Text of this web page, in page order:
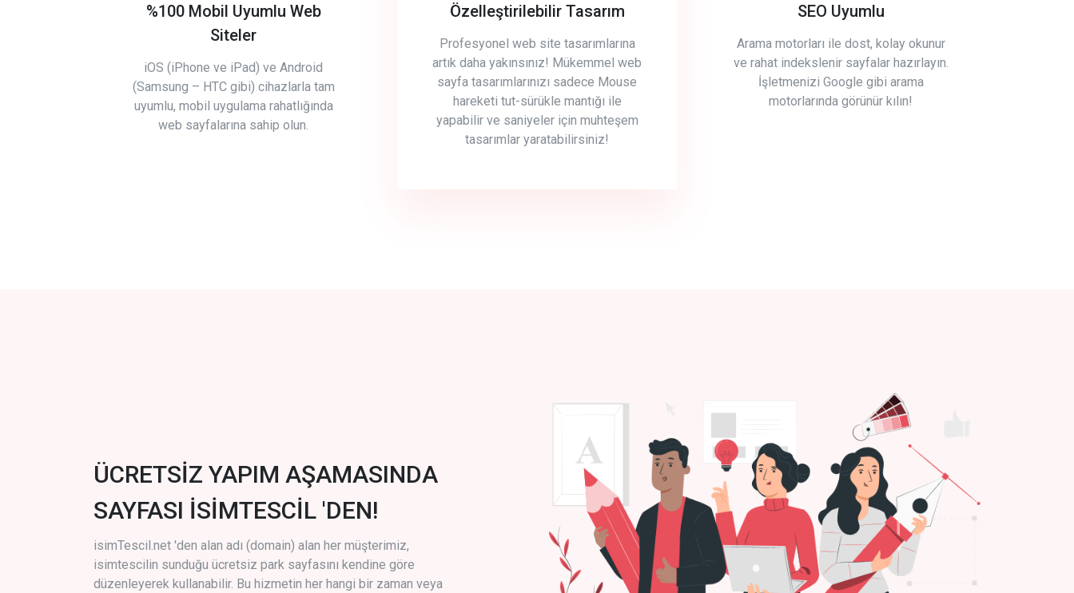
%100 Mobil Uyumlu Web
Siteler
iOS (iPhone ve iPad) ve Android
(Samsung – HTC gibi) cihazlarla tam
uyumlu, mobil uygulama rahatlığında
web sayfalarına sahip olun.
Özelleştirilebilir Tasarım
Profesyonel web site tasarımlarına
artık daha yakınsınız! Mükemmel web
sayfa tasarımlarınızı sadece Mouse
hareketi tut-sürükle mantığı ile
yapabilir ve saniyeler için muhteşem
tasarımlar yaratabilirsiniz!
SEO Uyumlu
Arama motorları ile dost, kolay okunur
ve rahat indekslenir sayfalar hazırlayın.
İşletmenizi Google gibi arama
motorlarında görünür kılın!
ÜCRETSİZ YAPIM AŞAMASINDA
SAYFASI İSİMTESCİL 'DEN!
isimTescil.net 'den alan adı (domain) alan her müşterimiz,
isimtescilin sunduğu ücretsiz park sayfasını kendine göre
düzenleyerek kullanabilir. Bu hizmetin her hangi bir zaman veya